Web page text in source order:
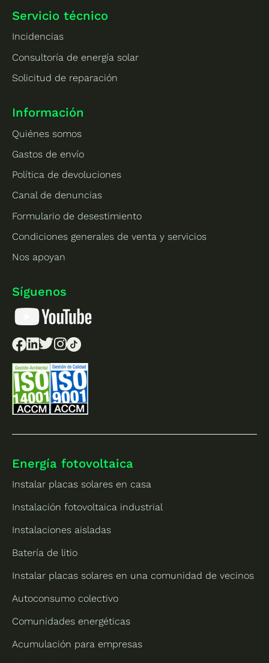
Servicio técnico
Incidencias
Consultoría de energía solar
Solicitud de reparación
Información
Quiénes somos
Gastos de envío
Política de devoluciones
Canal de denuncias
Formulario de desestimiento
Condiciones generales de venta y servicios
Nos apoyan
Síguenos
Energía fotovoltaica
Instalar placas solares en casa
Instalación fotovoltaica industrial
Instalaciones aisladas
Batería de litio
Instalar placas solares en una comunidad de vecinos
Autoconsumo colectivo
Comunidades energéticas
Acumulación para empresas